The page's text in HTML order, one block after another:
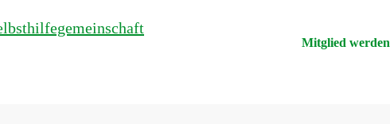
Mitglied werden